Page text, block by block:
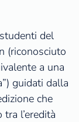
del
(riconosciuto
a una
guidati dalla
che
l’eredità